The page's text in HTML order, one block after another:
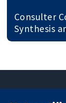
Consulter
Synthesis